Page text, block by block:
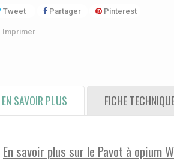
Tweet Partager Pinterest
Imprimer
EN SAVOIR PLUS FICHE
En savoir plus sur le Pavot à opium